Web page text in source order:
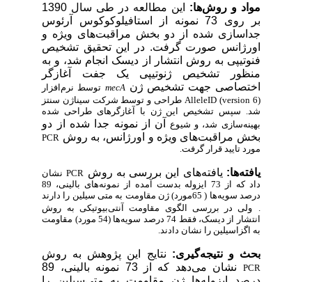
مواد و روش‌ها:این مطالعه درطی
سال 1390
بر روی 73 نمونه از استافیلوکوکوس آرئوس
جداسازی شده از دو بخش مراقبت‌های ویژه و
اورژانس صورتگرفت. در این تحقیق تشخیص
فنوتیپی به روش انتشار از
دیسک انجام شد، و به
منظور تشخیص ژنوتیپی یک جفت آغازگر
اختصاصی جهت تشخیص ژنmecA توسط نرم‌افزار
AlleleID (version 6) طراحی و توسط شرکت سیناژن سنتز
شد. سپس تشخیص این ژن با آغازگرهای طراحی شده
بهینه‌سازی شد، و شیوعآن از
نمونه جدا شده از دو
بخش مراقبت‌های ویژه و اورژانس، به روش PCR
مورد تایید قرار گرفت.
یافته‌ها:یافته‌های این بررسی به روش PCR نشان
داد که از 73 ایزوله بدست آمده از نمونه‌های بالینی، 89
درصد سویه‌ها ( 65مورد) ژن مقاومت به متی سیلین را دارند
ولی در بررسی الگوی مقاومت آنتی‌بیوتیکی به روش
انتشار از دیسک، فقط 74 درصد سویه‌ها (54 مورد) مقاومت
به اگزاسیلین را نشان دادند.
بحث و نتیجه‌گیری:نتایج این پژوهش به روش
PCR نشان
می‌دهد که از 73 نمونه بالینی، 89